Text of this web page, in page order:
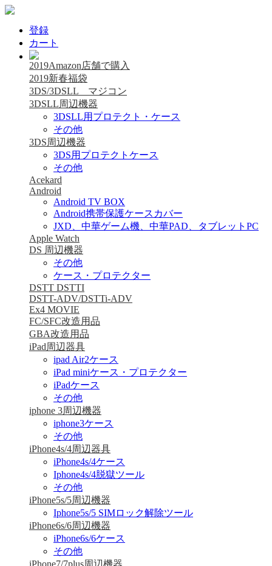
登録
カート
2019Amazon店舗で購入
2019新春福袋
3DS/3DSLL マジコン
3DSLL周辺機器
3DSLL用プロテクト・ケース
その他
3DS周辺機器
3DS用プロテクトケース
その他
Acekard
Android
Android TV BOX
Android携帯保護ケースカバー
JXD、中華ゲーム機、中華PAD、タブレットPC
Apple Watch
DS 周辺機器
その他
ケース・プロテクター
DSTT DSTTI
DSTT-ADV/DSTTi-ADV
Ex4 MOVIE
FC/SFC改造用品
GBA改造用品
iPad周辺器具
ipad Air2ケース
iPad miniケース・プロテクター
iPadケース
その他
iphone 3周辺機器
iphone3ケース
その他
iPhone4s/4周辺器具
iPhone4s/4ケース
Iphone4s/4脱獄ツール
その他
iPhone5s/5周辺機器
Iphone5s/5 SIMロック解除ツール
iPhone6s/6周辺機器
iPhone6s/6ケース
その他
iPhone7/7plus周辺機器